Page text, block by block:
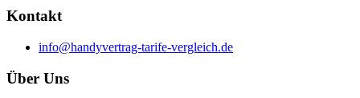
Kontakt
info@handyvertrag-tarife-vergleich.de
Über Uns